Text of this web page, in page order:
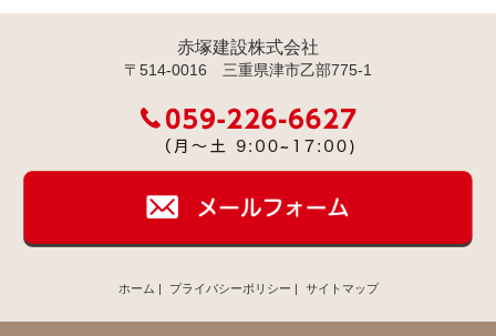
赤塚建設株式会社
〒514-0016 三重県津市乙部775-1
ホーム | プライバシーポリシー | サイトマップ